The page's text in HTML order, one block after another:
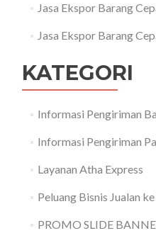
Jasa Ekspor Barang
Jasa Ekspor Barang
KATEGORI
Informasi Pengiriman
Informasi Pengiriman
Layanan Atha Express
Peluang Bisnis Jualan
PROMO SLIDE